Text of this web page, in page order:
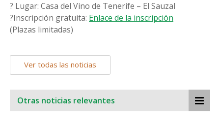
? Lugar: Casa del Vino de Tenerife – El Sauzal
?️Inscripción gratuita: Enlace de la inscripción
(Plazas limitadas)
Ver todas las noticias
Otras noticias relevantes